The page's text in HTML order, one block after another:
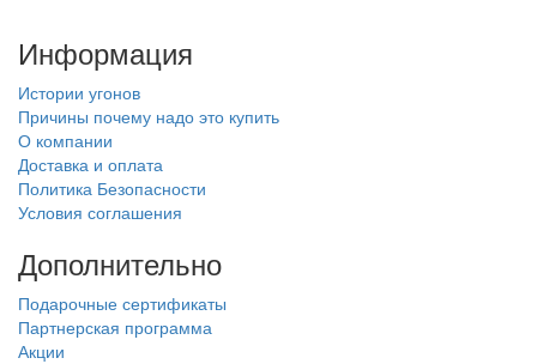
Информация
Истории угонов
Причины почему надо это купить
О компании
Доставка и оплата
Политика Безопасности
Условия соглашения
Дополнительно
Подарочные сертификаты
Партнерская программа
Акции